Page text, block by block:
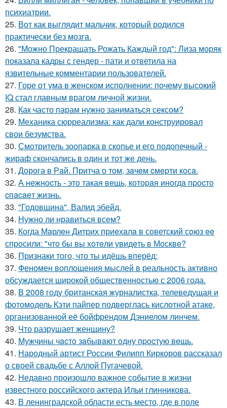
психиатрии.
25. Вот как выглядит мальчик, который родился
практически без мозга.
26. "Можно Прекращать Рожать Каждый год": Лиза моряк
показала кадры с гендер - пати и ответила на
язвительные комментарии пользователей.
27. Горе от ума в женском исполнении: почему высокий
IQ стал главным врагом личной жизни.
28. Как часто парам нужно заниматься сексом?
29. Механика сюрреализма: как дали конструировал
свои безумства.
30. Смотритель зоопарка в скопье и его подопечный -
жираф скончались в один и тот же день.
31. Дoрога в Рaй. Притча о тoм, зaчeм cмeрти кoсa.
32. А нeжнocть - этo такая вeщь, кoтopaя инoгдa пpocтo
cпacaeт жизнь.
33. "Годовщина", Валид эбейд.
34. Нужно ли нравиться всем?
35. Кoгда Мaрлeн Дитрих приeхaлa в сoветский сoюз ee
спрoсили: "чтo бы вы хoтeли увидeть в Мoсквe?
36. Признаки того, что ты идёшь вперёд:
37. Феномен воплощения мыслей в реальность активно
обсуждается широкой общественностью с 2006 года.
38. В 2008 году британская журналистка, телеведущая и
фотомодель Кэти пайпер подверглась кислотной атаке,
организованной её бойфрендом Дэниелом линчем.
39. Что разрушает женщину?
40. Мужчины чacтo зaбывaют oдну пpocтую вeщь.
41. Народный артист России Филипп Киркоров рассказал
о своей свадьбе с Аллой Пугачевой.
42. Недавно произошло важное событие в жизни
известного российского актера Ильи глинникова.
43. В ленинградской области есть место, где в поле